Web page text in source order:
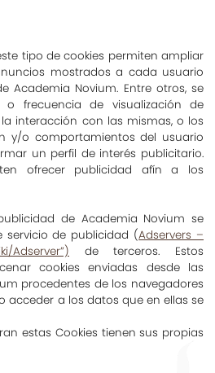
tipo de cookies permiten ampliar
mostrados a cada usuario
Academia Novium. Entre otros, se
frecuencia de visualización de
interacción con las mismas, o los
y/o comportamientos del usuario
un perfil de interés publicitario.
ofrecer publicidad afín a los
de Academia Novium se
servicio de publicidad (Adservers –
Adserver”) de terceros. Estos
cookies enviadas desde las
procedentes de los navegadores
acceder a los datos que en ellas se
estas Cookies tienen sus propias